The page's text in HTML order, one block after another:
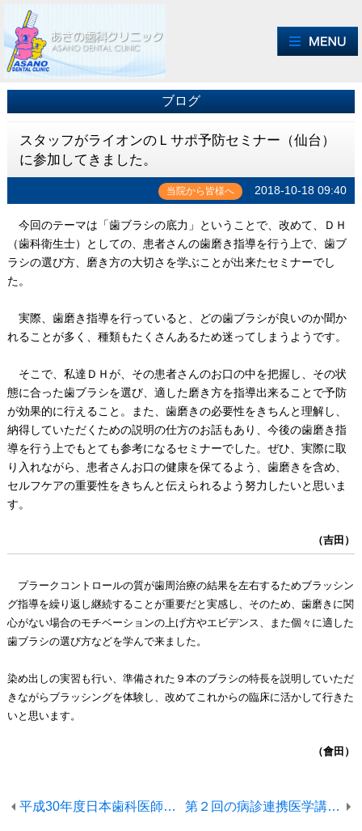
ブログ
スタッフがライオンのＬサポ予防セミナー（仙台）
に参加してきました。
当院から皆様へ 2018-10-18 09:40
今回のテーマは「歯ブラシの底力」ということで、改めて、ＤＨ
（歯科衛生士）としての、患者さんの歯磨き指導を行う上で、歯ブ
ラシの選び方、磨き方の大切さを学ぶことが出来たセミナーでし
た。
実際、歯磨き指導を行っていると、どの歯ブラシが良いのか聞か
れることが多く、種類もたくさんあるため迷ってしまうようです。
そこで、私達ＤＨが、その患者さんのお口の中を把握し、その状
態に合った歯ブラシを選び、適した磨き方を指導出来ることで予防
が効果的に行えること。また、歯磨きの必要性をきちんと理解し、
納得していただくための説明の仕方のお話もあり、今後の歯磨き指
導を行う上でもとても参考になるセミナーでした。ぜひ、実際に取
り入れながら、患者さんお口の健康を保てるよう、歯磨きを含め、
セルフケアの重要性をきちんと伝えられるよう努力したいと思いま
す。
（吉田）
プラークコントロールの質が歯周治療の結果を左右するためブラッシン
グ指導を繰り返し継続することが重要だと実感し、そのため、歯磨きに関
心がない場合のモチベーションの上げ方やエビデンス、また個々に適した
歯ブラシの選び方などを学んで来ました。
染め出しの実習も行い、準備された９本のブラシの特長を説明していただ
きながらブラッシングを体験し、改めてこれからの臨床に活かして行きた
いと思います。
（會田）
平成30年度日本歯科医師会生涯研修セミナーに出かけて来ました。 第２回の病診連携医学講座を受講しました。